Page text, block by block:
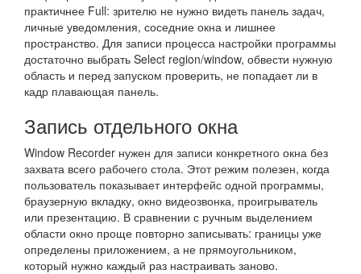
практичнее Full: зрителю не нужно видеть панель задач,
личные уведомления, соседние окна и лишнее
пространство. Для записи процесса настройки программы
достаточно выбрать Select region/window, обвести нужную
область и перед запуском проверить, не попадает ли в
кадр плавающая панель.
Запись отдельного окна
Window Recorder нужен для записи конкретного окна без
захвата всего рабочего стола. Этот режим полезен, когда
пользователь показывает интерфейс одной программы,
браузерную вкладку, окно видеозвонка, проигрыватель
или презентацию. В сравнении с ручным выделением
области окно проще повторно записывать: границы уже
определены приложением, а не прямоугольником,
который нужно каждый раз настраивать заново.